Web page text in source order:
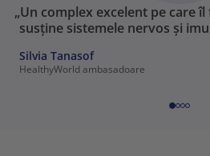
„Un complex excelent pe care
susține sistemele nervos și
Silvia Tanasof
HealthyWorld ambasadoare